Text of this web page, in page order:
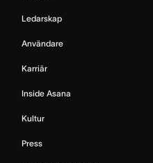
Ledarskap
Användare
Karriär
Inside Asana
Kultur
Press